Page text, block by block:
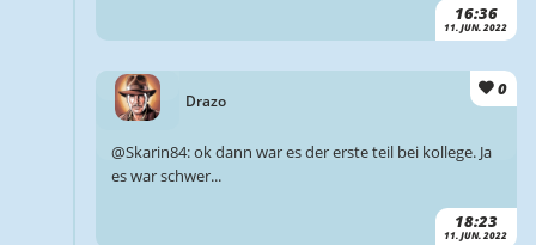
16:36
11. JUN. 2022
Drazo
0
18:23
11. JUN. 2022
@Skarin84: ok dann war es der erste teil bei kollege. Ja
es war schwer...